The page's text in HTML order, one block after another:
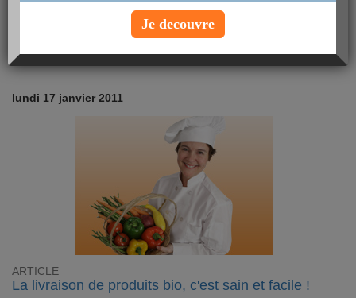
votre santé ? Voici les principalesméthodes pour arrêter de
lundi 17 janvier 2011
ARTICLE
La livraison de produits bio, c'est sain et facile !
Je decouvre